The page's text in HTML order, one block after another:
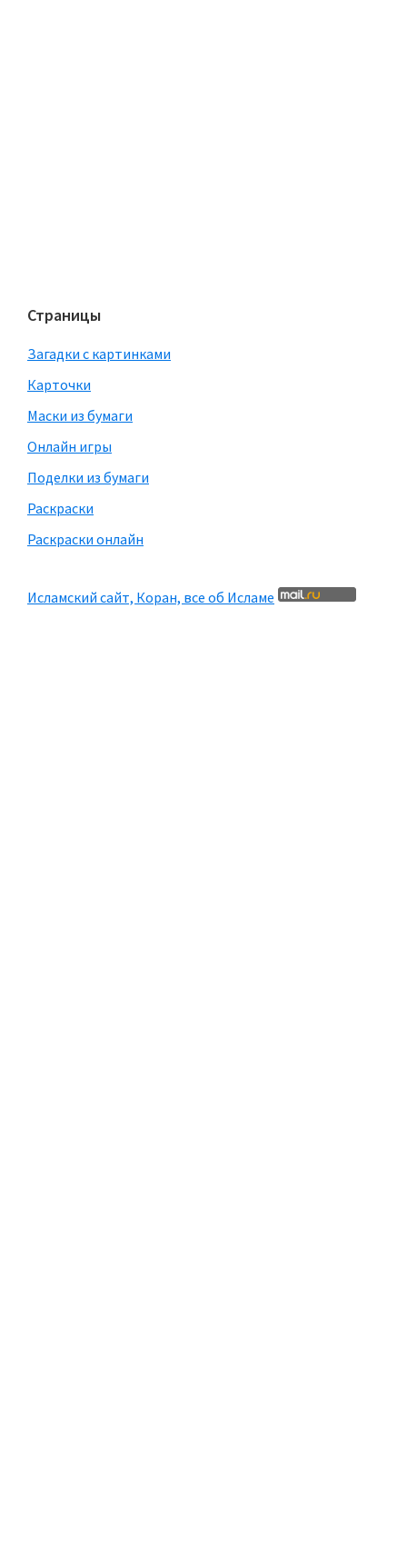
Страницы
Загадки с картинками
Карточки
Маски из бумаги
Онлайн игры
Поделки из бумаги
Раскраски
Раскраски онлайн
Исламский сайт, Коран, все об Исламе